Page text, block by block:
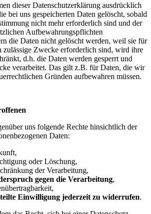
dieser Datenschutzerklärung ausdrücklich
bei uns gespeicherten Daten gelöscht, sobald
nicht mehr erforderlich sind und der
Aufbewahrungspflichten
die Daten nicht gelöscht werden, weil sie für
zulässige Zwecke erforderlich sind, wird ihre
d.h. die Daten werden gesperrt und
verarbeitet. Das gilt z.B. für Daten, die wir
Gründen aufbewahren müssen.
uns folgende Rechte hinsichtlich der
Daten:
oder Löschung,
der Verarbeitung,
gegen die Verarbeitung,
Einwilligung jederzeit zu widerrufen.